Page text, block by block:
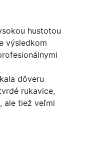
hustotou
výsledkom
dôveru
rukavice,
ale tiež veľmi